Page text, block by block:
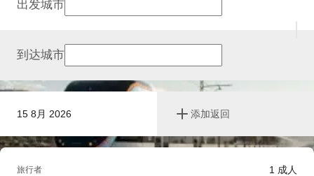
15 8月 2026 添加返回
出发城市
到达城市
旅行者 1 成人